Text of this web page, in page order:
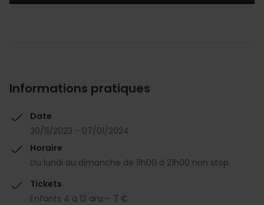
Informations pratiques
Date
30/11/2023 - 07/01/2024
Horaire
Du lundi au dimanche de 11h00 à 21h00 non stop.
Tickets
Enfants 4 à 12 ans— 7 €